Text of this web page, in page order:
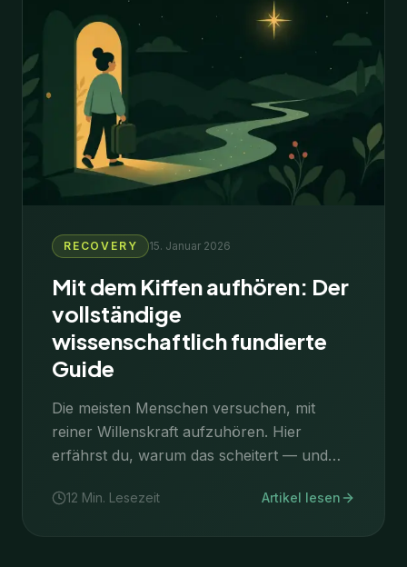
RECOVERY 15. Januar 2026
Mit dem Kiffen aufhören: Der
vollständige
wissenschaftlich fundierte
Guide
Die meisten Menschen versuchen, mit
reiner Willenskraft aufzuhören. Hier
erfährst du, warum das scheitert — und
Strategien wirklich für eine dauerhafte
12 Min. Lesezeit Artikel lesen